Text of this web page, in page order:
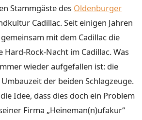
Stammgäste des Oldenburger
Cadillac. Seit einigen Jahren
mit dem Cadillac die
Rock-Nacht im Cadillac. Was
wieder aufgefallen ist: die
der beiden Schlagzeuge.
Idee, dass dies doch ein Problem
Firma „Heineman(n)ufakur“